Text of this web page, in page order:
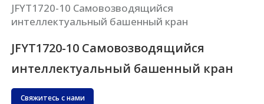
JFYT1720-10 Самовозводящийся
интеллектуальный башенный кран
JFYT1720-10 Самовозводящийся
интеллектуальный башенный кран
Свяжитесь с нами